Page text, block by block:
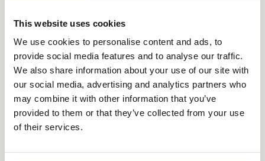
This website uses cookies
We use cookies to personalise content and ads, to
provide social media features and to analyse our traffic.
We also share information about your use of our site with
our social media, advertising and analytics partners who
may combine it with other information that you’ve
provided to them or that they’ve collected from your use
of their services.
transpiration rapidement. De plus après un effort
vous soyez toujours au sec. Cette polaire technique Core
Midweight Zip-T Sitka est dotée de la technologie
Polygiene qui permet de neutraliser les odeurs de
transpiration, afin de ne pas vous faire repérer par les
animaux à cause de votre odeur.
La polaire Core Midweight Zip-T Sitka est équipée d'une
personnels. De plus elle dispose d'un zip au niveau du col